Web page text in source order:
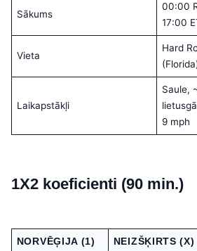
Sākums
00:00
17:00
Vieta
Hard
Laikapstākļi
Saule,
9 mph
1X2 koeficienti (90 min.)
NORVĒĢIJA (1) NEIZŠĶIRTS (X)